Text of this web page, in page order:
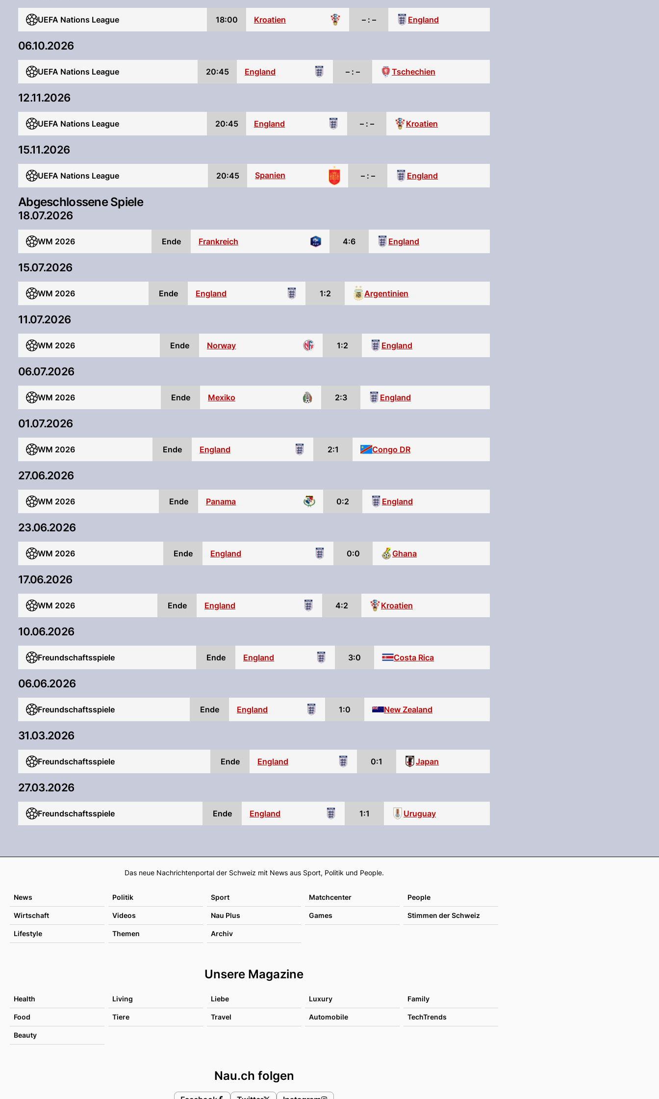
UEFA Nations League 18:00 Kroatien – : – England
06.10.2026
UEFA Nations League 20:45 England – : – Tschechien
12.11.2026
UEFA Nations League 20:45 England – : – Kroatien
15.11.2026
UEFA Nations League 20:45 Spanien – : – England
Abgeschlossene Spiele
18.07.2026
WM 2026 Ende Frankreich 4:6 England
15.07.2026
WM 2026 Ende England 1:2 Argentinien
11.07.2026
WM 2026 Ende Norway 1:2 England
06.07.2026
WM 2026 Ende Mexiko 2:3 England
01.07.2026
WM 2026 Ende England 2:1 Congo DR
27.06.2026
WM 2026 Ende Panama 0:2 England
23.06.2026
WM 2026 Ende England 0:0 Ghana
17.06.2026
WM 2026 Ende England 4:2 Kroatien
10.06.2026
Freundschaftsspiele Ende England 3:0 Costa Rica
06.06.2026
Freundschaftsspiele Ende England 1:0 New Zealand
31.03.2026
Freundschaftsspiele Ende England 0:1 Japan
27.03.2026
Freundschaftsspiele Ende England 1:1 Uruguay
Footer
Das neue Nachrichtenportal der Schweiz mit News aus Sport, Politik und People.
News Politik Sport Matchcenter People
Wirtschaft Videos Nau Plus Games Stimmen der Schweiz
Lifestyle Themen Archiv
Unsere Magazine
Health Living Liebe Luxury Family
Food Tiere Travel Automobile TechTrends
Beauty
Nau.ch folgen